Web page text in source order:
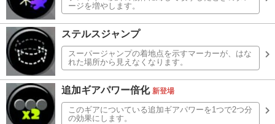
ージを増やします。
ステルスジャンプ
スーパージャンプの着地点を示すマーカーが、はな
れた場所から見えなくなります。
追加ギアパワー倍化 新登場
このギアについている追加ギアパワーを1つで2つ分
の効果にします。